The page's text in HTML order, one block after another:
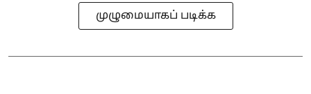
முழுமையாகப் படிக்க